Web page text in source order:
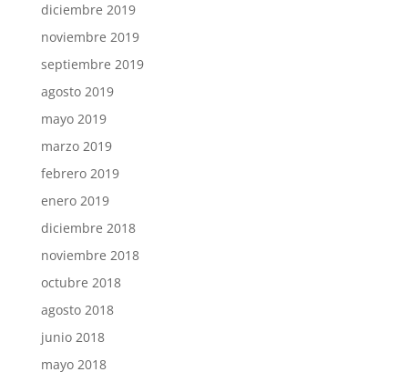
diciembre 2019
noviembre 2019
septiembre 2019
agosto 2019
mayo 2019
marzo 2019
febrero 2019
enero 2019
diciembre 2018
noviembre 2018
octubre 2018
agosto 2018
junio 2018
mayo 2018